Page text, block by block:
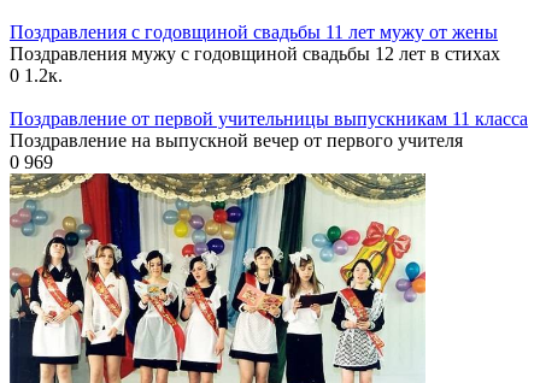
Поздравления с годовщиной свадьбы 11 лет мужу от жены
Поздравления мужу с годовщиной свадьбы 12 лет в стихах
0 1.2к.
Поздравление от первой учительницы выпускникам 11 класса
Поздравление на выпускной вечер от первого учителя
0 969